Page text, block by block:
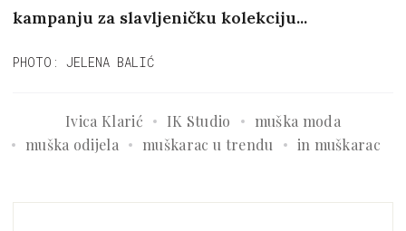
kampanju za slavljeničku kolekciju...
PHOTO: JELENA BALIĆ
Ivica Klarić IK Studio
muška moda
muška odijela
muškarac u trendu in muškarac